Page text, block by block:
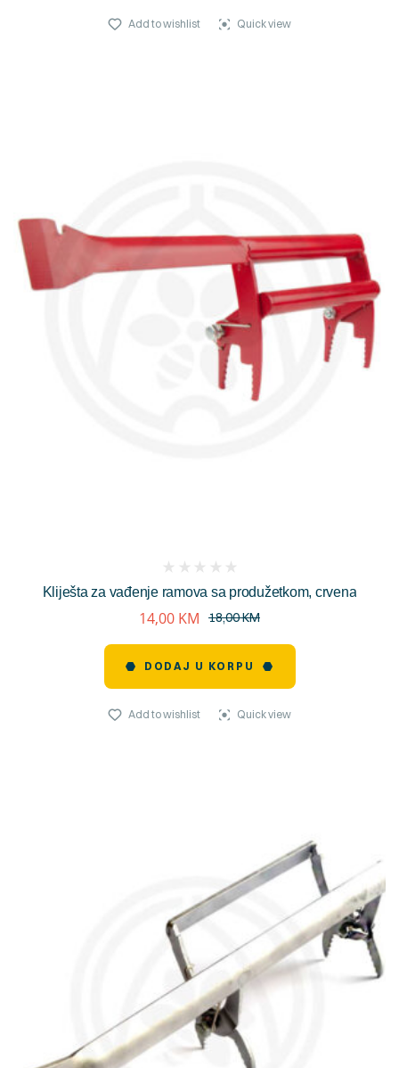
Add to wishlist Quick view
Kliješta za vađenje ramova sa produžetkom, crvena
reviews)
18,00KM
14,00 KM
DODAJ U KORPU
Add to wishlist Quick view